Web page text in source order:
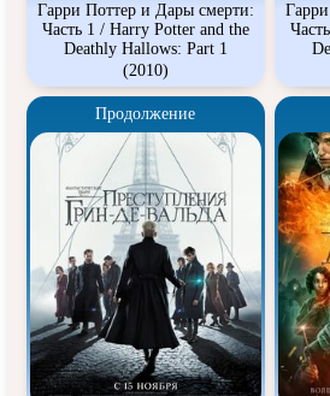
Гарри Поттер и Дары смерти:
Часть 1 / Harry Potter and the
Deathly Hallows: Part 1
(2010)
Продолжение